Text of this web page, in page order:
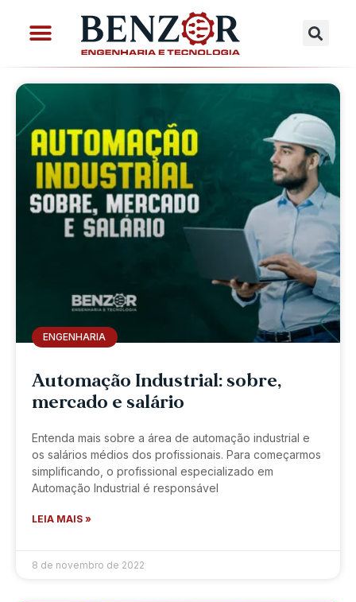
ENGENHARIA
Automação Industrial: sobre,
mercado e salário
Entenda mais sobre a área de automação industrial e
os salários médios dos profissionais. Para começarmos
simplificando, o profissional especializado em
Automação Industrial é responsável
LEIA MAIS »
8 de novembro de 2022